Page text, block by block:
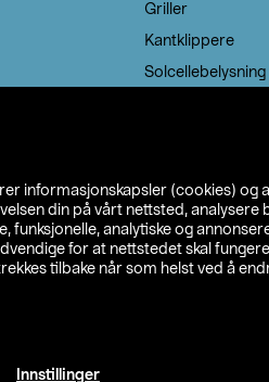
informasjonskapsler (cookies) og
din på vårt nettsted, analysere
analytiske og
for at nettstedet skal
tilbake når som helst ved å
Innstillinger
Griller
Kantklippere
Solcellebelysning